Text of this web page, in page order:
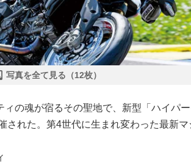
写真を全て見る（12枚）
の魂が宿るその聖地で、新型「ハイパ
された。第4世代に生まれ変わった最新マ